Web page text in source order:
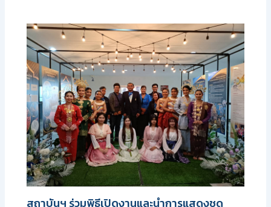
สถาบันฯ ร่วมพิธีเปิดงานและนำการแสดงชุด